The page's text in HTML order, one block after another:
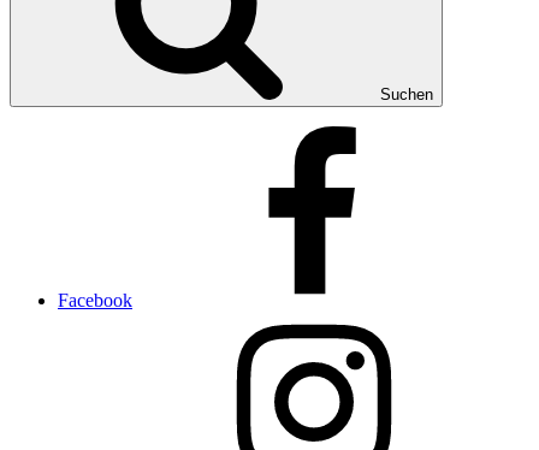
Suchen
Facebook